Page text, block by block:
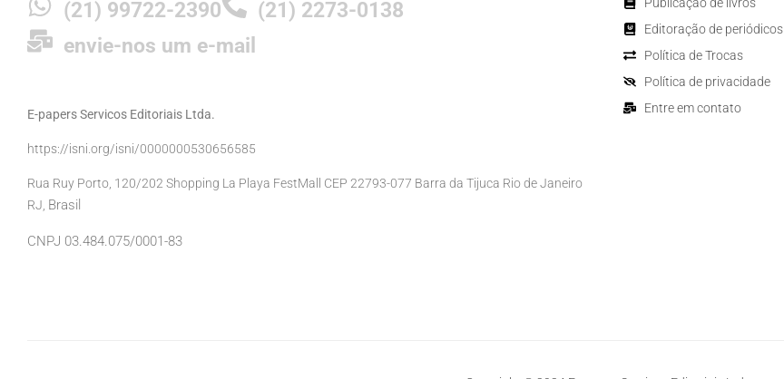
(21) 99722-2390
(21) 2273-0138
envie-nos um e-mail
E-papers Servicos Editoriais Ltda.
https://isni.org/isni/0000000530656585
Rua Ruy Porto, 120/202 Shopping La Playa FestMall CEP 22793-077 Barra da Tijuca Rio de Janeiro
RJ, Brasil
CNPJ 03.484.075/0001-83
Editoração de periódicos
Política de Trocas
Política de privacidade
Entre em contato